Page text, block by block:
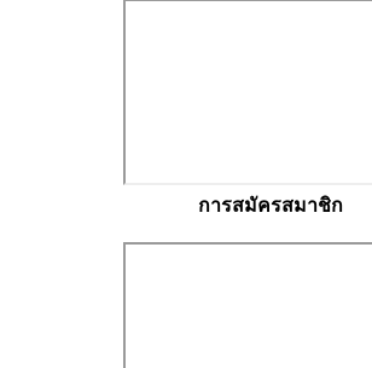
การสมัครสมาชิก